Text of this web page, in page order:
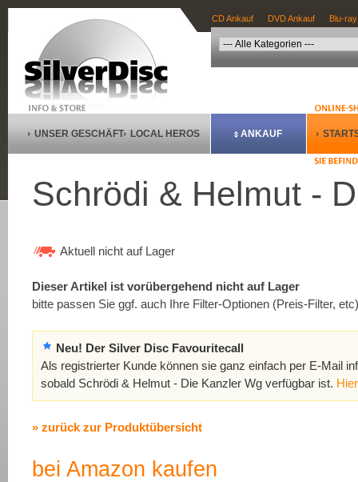
CD Ankauf DVD Ankauf Blu-
UNSER GESCHÄFT LOCAL HEROS ANKAUF
Schrödi & Helmut -
Aktuell nicht auf Lager
Dieser Artikel ist vorübergehend nicht auf Lager
bitte passen Sie ggf. auch Ihre Filter-Optionen (Preis-Filter,
Neu! Der Silver Disc Favouritecall
Als registrierter Kunde können sie ganz einfach per E-Mail
sobald Schrödi & Helmut - Die Kanzler Wg verfügbar ist.
» zurück zur Produktübersicht
bei Amazon kaufen